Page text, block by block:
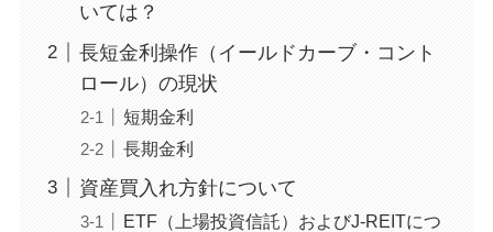
いては？
長短金利操作（イールドカーブ・コント
ロール）の現状
短期金利
長期金利
資産買入れ方針について
ETF（上場投資信託）およびJ-REITにつ